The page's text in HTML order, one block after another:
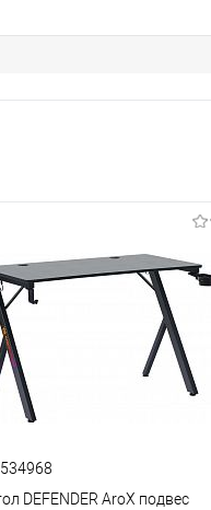
DEFENDER AroX подвес